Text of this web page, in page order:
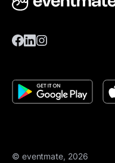
© eventmate, 2026